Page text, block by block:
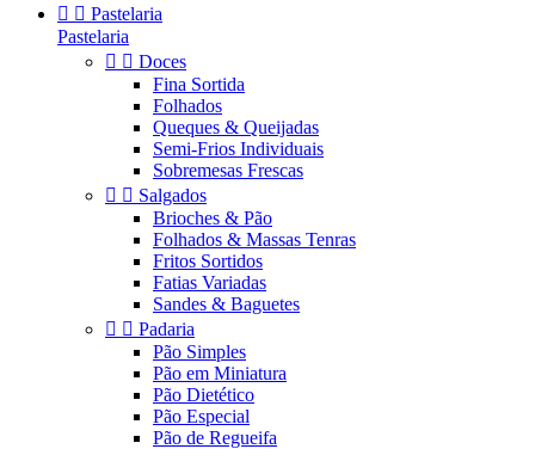
  Pastelaria
Pastelaria
  Doces
Fina Sortida
Folhados
Queques & Queijadas
Semi-Frios Individuais
Sobremesas Frescas
  Salgados
Brioches & Pão
Folhados & Massas Tenras
Fritos Sortidos
Fatias Variadas
Sandes & Baguetes
  Padaria
Pão Simples
Pão em Miniatura
Pão Dietético
Pão Especial
Pão de Regueifa